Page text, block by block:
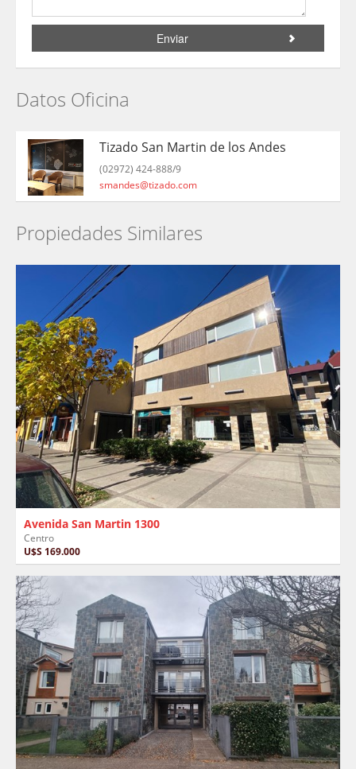
Datos Oficina
Tizado San Martin de los Andes
(02972) 424-888/9
smandes@tizado.com
Propiedades Similares
Avenida San Martin 1300
Centro
U$S 169.000